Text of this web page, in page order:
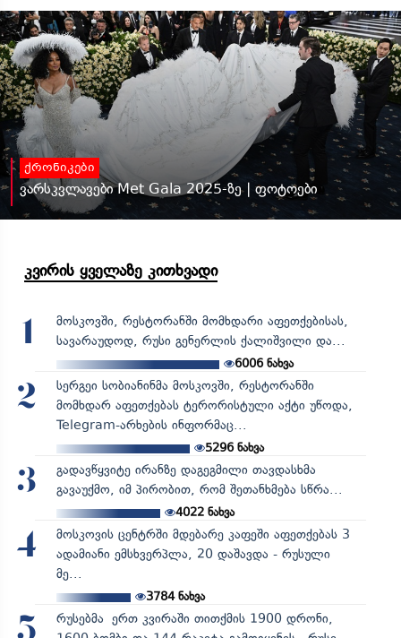
ქრონიკები
ვარსკვლავები Met Gala 2025-ზე | ფოტოები
კვირის ყველაზე კითხვადი
1
მოსკოვში, რესტორანში მომხდარი აფეთქებისას,
სავარაუდოდ, რუსი გენერლის ქალიშვილი და...
6006ნახვა
2
სერგეი სობიანინმა მოსკოვში, რესტორანში
მომხდარ აფეთქებას ტერორისტული აქტი უწოდა,
Telegram-არხების ინფორმაც...
5296ნახვა
3
გადავწყვიტე ირანზე დაგეგმილი თავდასხმა
გავაუქმო, იმ პირობით, რომ შეთანხმება სწრა...
4022ნახვა
4
მოსკოვის ცენტრში მდებარე კაფეში აფეთქებას 3
ადამიანი ემსხვერპლა, 20 დაშავდა - რუსული
მე...
3784ნახვა
რუსებმა ერთ კვირაში თითქმის 1900 დრონი,